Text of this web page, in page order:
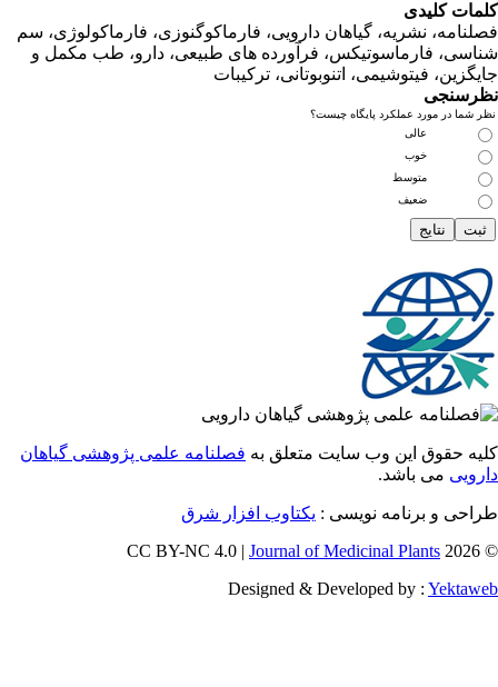
کلیدی
نشریه، گیاهان دارویی، فارماکوگنوزی، فارماکولوژی، سم
فارماسوتیکس، فرآورده های طبیعی، دارو، طب مکمل و
فیتوشیمی، اتنوبوتانی، ترکیبات
در مورد عملکرد پایگاه چیست؟
متوسط
ضعیف
حقوق این وب سایت متعلق بهفصلنامه علمی پژوهشی گیاهان
می باشد.
و برنامه نویسی :یکتاوب افزار شرق
Journal of Medicinal Plants
Designed & Developed by :